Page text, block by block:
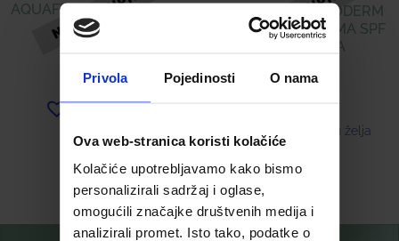
Privola Pojedinosti O nama
Ova web-stranica koristi kolačiće
Kolačiće upotrebljavamo kako bismo
personalizirali sadržaj i oglase,
omogućili značajke društvenih medija i
analizirali promet. Isto tako, podatke o
AQUAFLUID SPF50+ 40 ML
Pročitaj više
BIODERMA PHOTODERM
M TONIRANA KREMA SPF
50+ SVIJETLA
25,36€
Dodaj u listu želja
Pročitaj više